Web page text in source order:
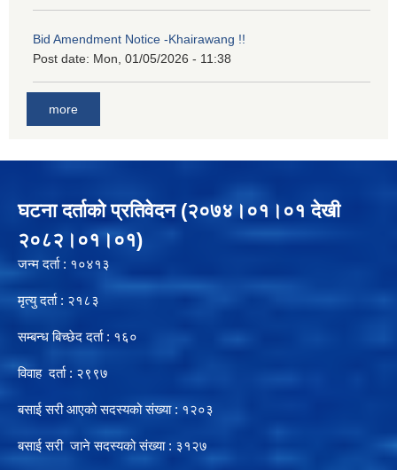
Bid Amendment Notice -Khairawang !!
Post date: Mon, 01/05/2026 - 11:38
more
घटना दर्ताको प्रतिवेदन (२०७४।०१।०१ देखी
२०८२।०१।०१)
जन्म दर्ता : १०४१३
मृत्यु दर्ता : २१८३
सम्बन्ध बिच्छेद दर्ता : १६०
विवाह दर्ता : २९९७
बसाई सरी आएको सदस्यको संख्या : १२०३
बसाई सरी जाने सदस्यको संख्या : ३१२७